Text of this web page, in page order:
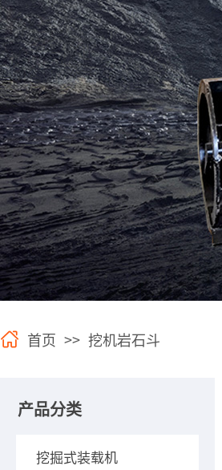
首页 >> 挖机岩石斗
产品分类
挖掘式装载机